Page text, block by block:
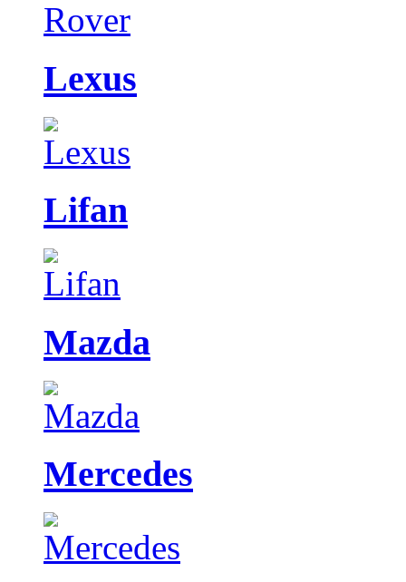
Lexus
Lifan
Mazda
Mercedes